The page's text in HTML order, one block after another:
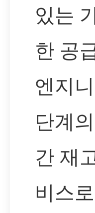
있는
한 공
엔지
단계
간 재
비스